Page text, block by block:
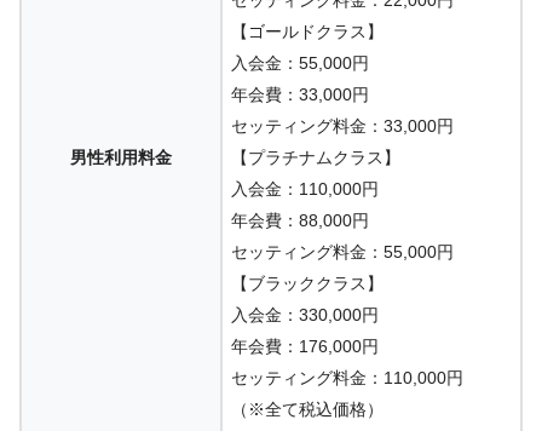
男性利用料金
【ゴールドクラス】
入会金：55,000円
年会費：33,000円
セッティング料金：33,000円
【プラチナムクラス】
入会金：110,000円
年会費：88,000円
セッティング料金：55,000円
【ブラッククラス】
入会金：330,000円
年会費：176,000円
セッティング料金：110,000円
（※全て税込価格）